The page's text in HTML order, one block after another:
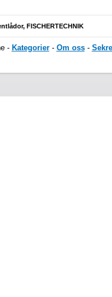
FISCHERTECHNIK
- Kategorier- Om oss-